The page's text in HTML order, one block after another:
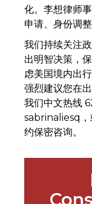
化。李想律师
申请、身份调
我们持续关注
出明智决策，
虑美国境内出
强烈建议您在
我们中文热线
sabrinaliesq
约保密咨询。